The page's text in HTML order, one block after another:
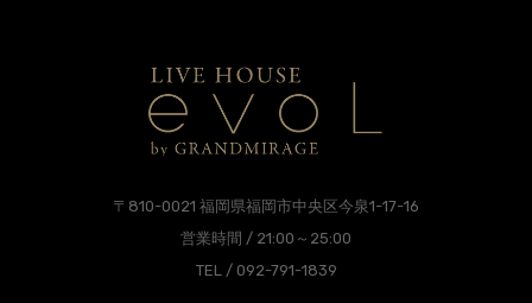
〒810-0021 福岡県福岡市中央区今泉1-17-16
営業時間 / 21:00～25:00
TEL / 092-791-1839